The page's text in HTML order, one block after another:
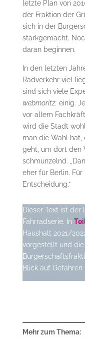
letzte Plan von
der Fraktion der
sich in der
starkgemacht.
daran beginnen.
In den letzten
Radverkehr viel
sind sich viele
webmoritz. einig.
vor allem
wird die Stadt
man die Wahl hat,
geht, um dort den
schmunzelnd.
eher für Berlin.
Entscheidung.“
Dieser Text ist
Fahrradserie. In
Haushalt 2021/
vorgestellt und
Blick auf
Mehr zum Thema: